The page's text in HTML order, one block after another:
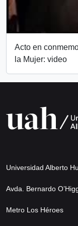
Acto en
la Mujer: video
Universidad Alberto
Avda. Bernardo
Metro Los Héroes